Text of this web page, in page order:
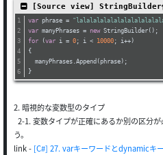
[Source view] StringBuilder
var phrase =
var manyPhrases = new StringBuilder();
for (var i = 0 ; i < 10000 ; i++)
{
  manyPhrases.Append(phrase);
}
2. 暗視的な変数型のタイプ
2-1. 変数タイプが正確にあるか別の区分
う。
link - [C#] 27. varキーワードとdynamicキ